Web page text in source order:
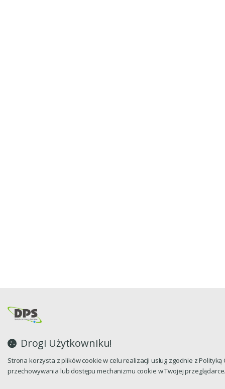
Drogi Użytkowniku!
Strona korzysta z plików cookie w celu realizacji usług zgodnie z
przechowywania lub dostępu mechanizmu cookie w Twojej